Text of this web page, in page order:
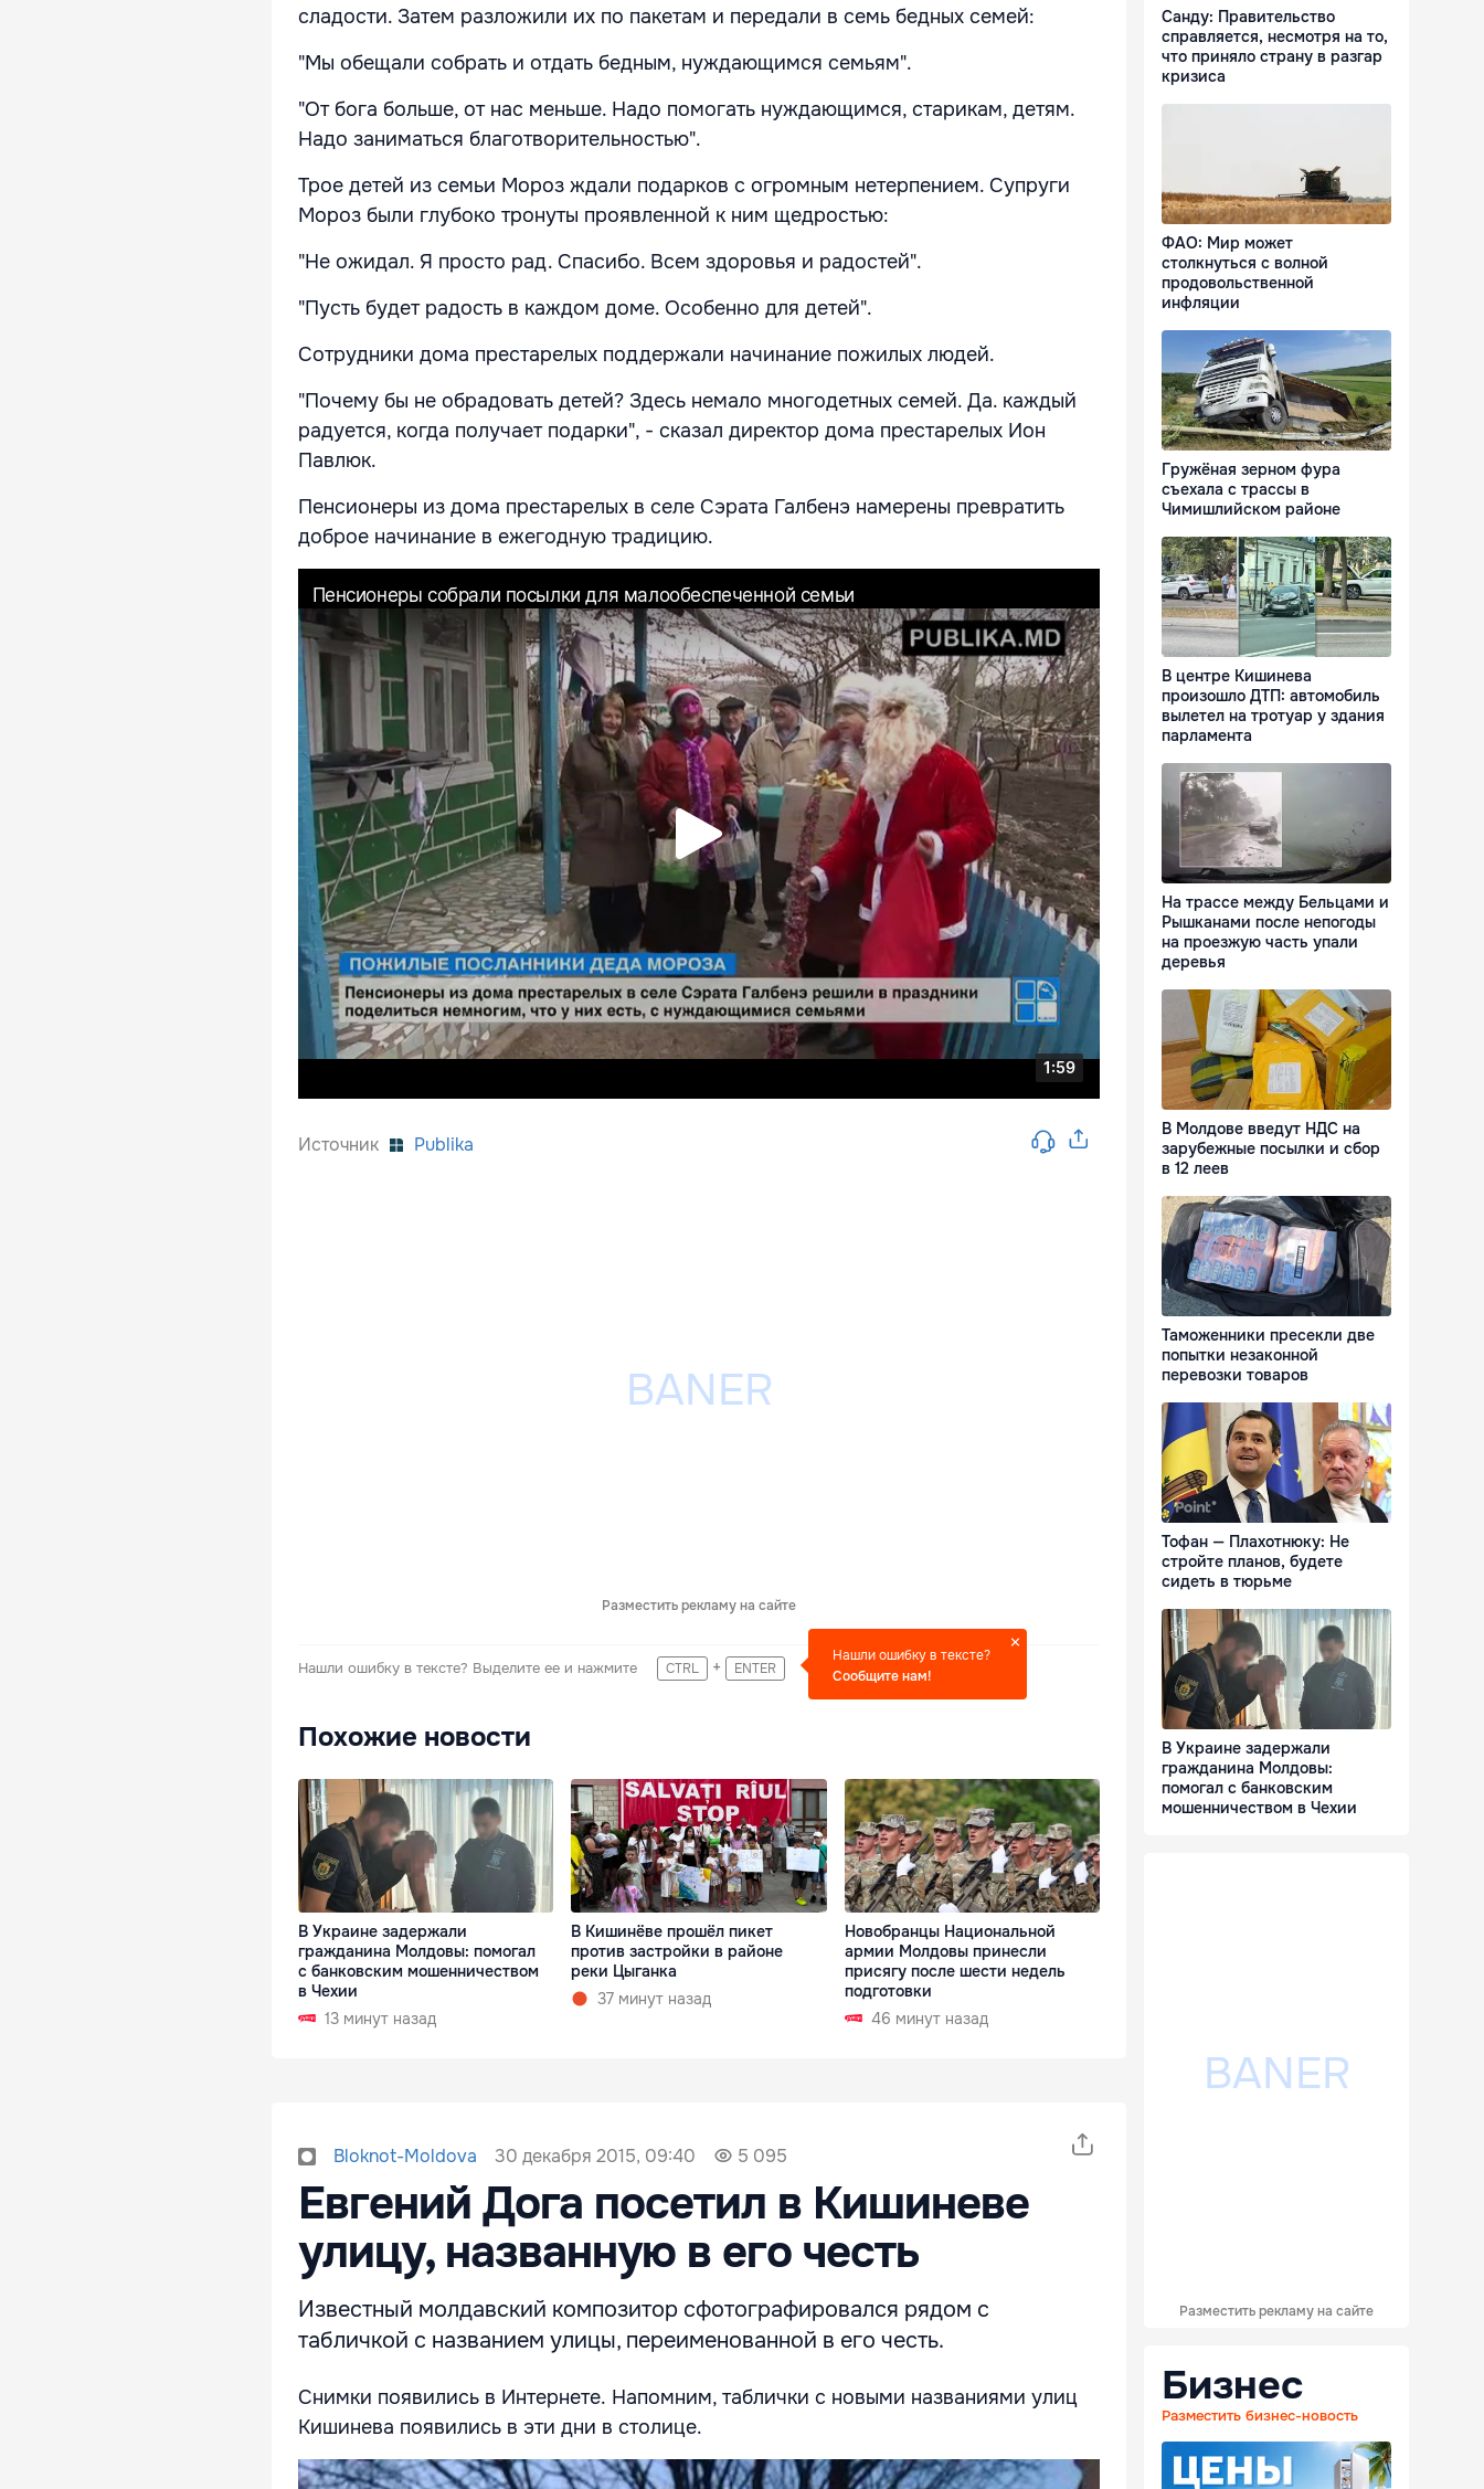
сладости. Затем разложили их по пакетам и передали в семь бедных семей:
"Мы обещали собрать и отдать бедным, нуждающимся семьям".
"От бога больше, от нас меньше. Надо помогать нуждающимся, старикам, детям.
Надо заниматься благотворительностью".
Трое детей из семьи Мороз ждали подарков с огромным нетерпением. Супруги
Мороз были глубоко тронуты проявленной к ним щедростью:
"Не ожидал. Я просто рад. Спасибо. Всем здоровья и радостей".
"Пусть будет радость в каждом доме. Особенно для детей".
Сотрудники дома престарелых поддержали начинание пожилых людей.
"Почему бы не обрадовать детей? Здесь немало многодетных семей. Да. каждый
радуется, когда получает подарки", - сказал директор дома престарелых Ион
Павлюк.
Пенсионеры из дома престарелых в селе Сэрата Галбенэ намерены превратить
доброе начинание в ежегодную традицию.
Источник Publika
Разместить рекламу на сайте
Нашли ошибку в тексте? Выделите ее и нажмите CTRL + ENTER
Нашли ошибку в тексте?
Сообщите нам!
Похожие новости
В Украине задержали
гражданина Молдовы: помогал
с банковским мошенничеством
в Чехии
13 минут назад
В Кишинёве прошёл пикет
против застройки в районе
реки Цыганка
37 минут назад
Новобранцы Национальной
армии Молдовы принесли
присягу после шести недель
подготовки
46 минут назад
Bloknot-Moldova 30 декабря 2015, 09:40 5 095
Евгений Дога посетил в Кишиневе
улицу, названную в его честь
Известный молдавский композитор сфотографировался рядом с
табличкой с названием улицы, переименованной в его честь.
Снимки появились в Интернете. Напомним, таблички с новыми названиями улиц
Кишинева появились в эти дни в столице.
Санду: Правительство
справляется, несмотря на то,
что приняло страну в разгар
кризиса
ФАО: Мир может
столкнуться с волной
продовольственной
инфляции
Гружёная зерном фура
съехала с трассы в
Чимишлийском районе
В центре Кишинева
произошло ДТП: автомобиль
вылетел на тротуар у здания
парламента
На трассе между Бельцами и
Рышканами после непогоды
на проезжую часть упали
деревья
В Молдове введут НДС на
зарубежные посылки и сбор
в 12 леев
Таможенники пресекли две
попытки незаконной
перевозки товаров
Тофан — Плахотнюку: Не
стройте планов, будете
сидеть в тюрьме
В Украине задержали
гражданина Молдовы:
помогал с банковским
мошенничеством в Чехии
Разместить рекламу на сайте
Бизнес
Разместить бизнес-новость